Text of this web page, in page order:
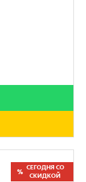
СЕГОДНЯ СО
СКИДКОЙ